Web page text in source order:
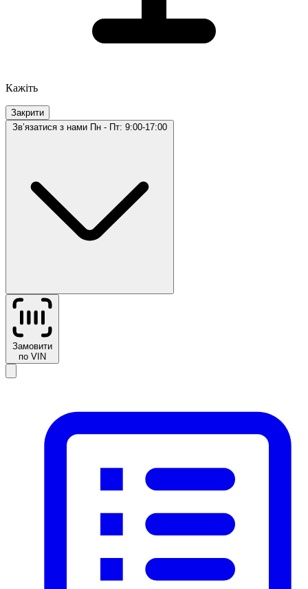
Кажіть
Закрити
Звʼязатися з нами Пн - Пт: 9:00-17:00
Замовити
по VIN